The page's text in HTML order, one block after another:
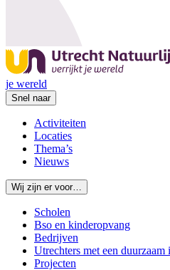
je wereld
Snel naar
Activiteiten
Locaties
Thema’s
Nieuws
Wij zijn er voor…
Scholen
Bso en kinderopvang
Bedrijven
Utrechters met een duurzaam
Projecten